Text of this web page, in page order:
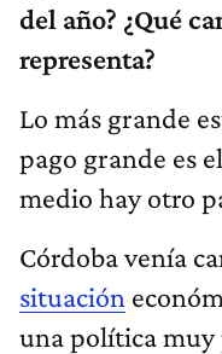
del año? ¿Qué
representa?
Lo más grande
pago grande es
medio hay otro
Córdoba venía
situación
una política